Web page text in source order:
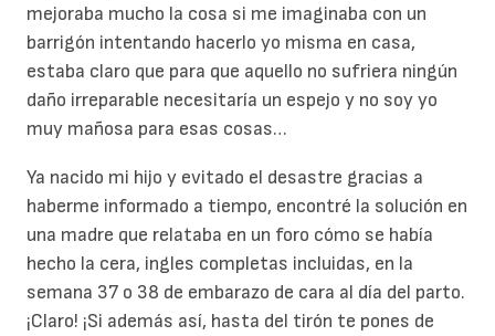
mejoraba mucho la cosa si me imaginaba con un
barrigón intentando hacerlo yo misma en casa,
estaba claro que para que aquello no sufriera ningún
daño irreparable necesitaría un espejo y no soy yo
muy mañosa para esas cosas…
Ya nacido mi hijo y evitado el desastre gracias a
haberme informado a tiempo, encontré la solución en
una madre que relataba en un foro cómo se había
hecho la cera, ingles completas incluidas, en la
semana 37 o 38 de embarazo de cara al día del parto.
¡Claro! ¡Si además así, hasta del tirón te pones de